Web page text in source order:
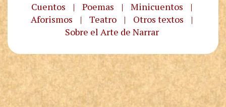
Cuentos | Poemas | Minicuentos
|
Aforismos
| Teatro | Otros textos
|
Sobre el Arte de Narrar